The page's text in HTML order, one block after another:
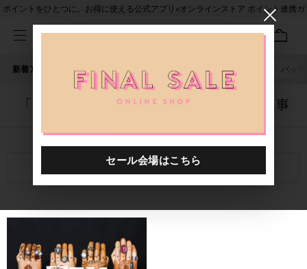
ポイントをひとつに。お得に使える公式アプリ×オンラインストア ポイント連携ガ
新着アイテム 人気ワード セール 40th限定 バッグ
「1020401.2610082.0006」に関する記事
関連キーワード